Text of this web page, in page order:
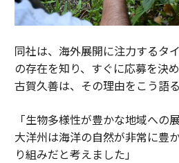
同社は、海外展開に注力するタ
の存在を知り、すぐに応募を決
古賀久善は、その理由をこう語る
「生物多様性が豊かな地域への
大洋州は海洋の自然が非常に豊
り組みだと考えました」